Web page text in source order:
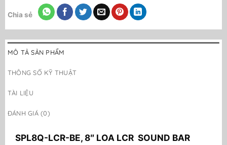
Chia sẻ
MÔ TẢ SẢN PHẨM
THÔNG SỐ KỸ THUẬT
TÀI LIỆU
ĐÁNH GIÁ (0)
SPL8Q-LCR-BE, 8″ LOA LCR SOUND BAR